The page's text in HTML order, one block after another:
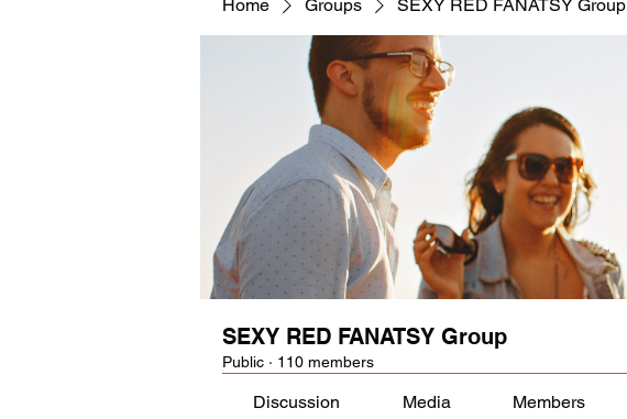
Home Groups SEXY RED FANATSY Group
SEXY RED FANATSY Group
Public · 110 members
Discussion Media Members